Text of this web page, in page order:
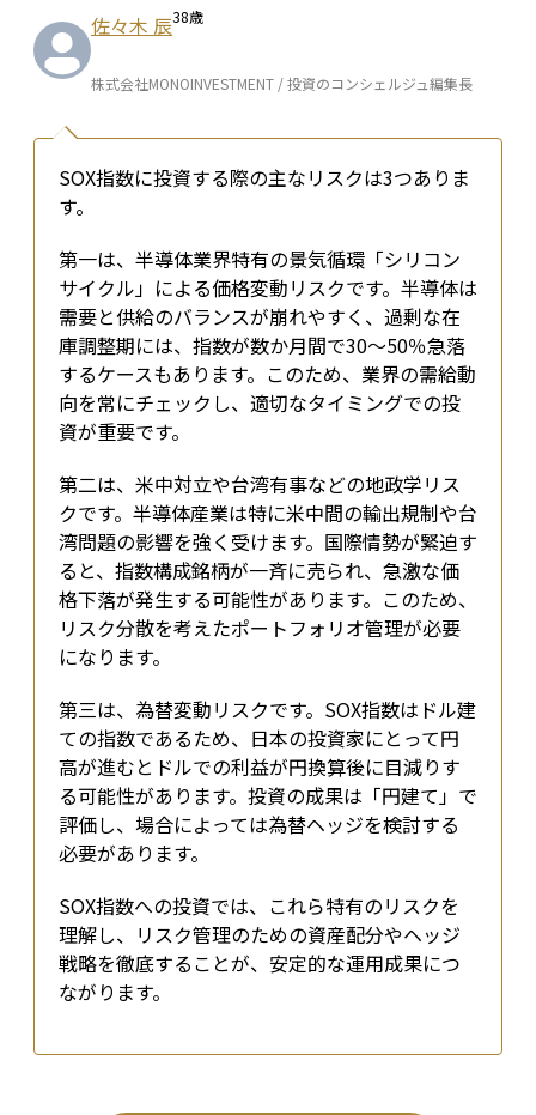
佐々木 辰38歳
株式会社MONOINVESTMENT / 投資のコンシェルジュ編集長
SOX指数に投資する際の主なリスクは3つありま
す。
第一は、半導体業界特有の景気循環「シリコン
サイクル」による価格変動リスクです。半導体は
需要と供給のバランスが崩れやすく、過剰な在
庫調整期には、指数が数か月間で30～50％急落
するケースもあります。このため、業界の需給動
向を常にチェックし、適切なタイミングでの投
資が重要です。
第二は、米中対立や台湾有事などの地政学リス
クです。半導体産業は特に米中間の輸出規制や台
湾問題の影響を強く受けます。国際情勢が緊迫す
ると、指数構成銘柄が一斉に売られ、急激な価
格下落が発生する可能性があります。このため、
リスク分散を考えたポートフォリオ管理が必要
になります。
第三は、為替変動リスクです。SOX指数はドル建
ての指数であるため、日本の投資家にとって円
高が進むとドルでの利益が円換算後に目減りす
る可能性があります。投資の成果は「円建て」で
評価し、場合によっては為替ヘッジを検討する
必要があります。
SOX指数への投資では、これら特有のリスクを
理解し、リスク管理のための資産配分やヘッジ
戦略を徹底することが、安定的な運用成果につ
ながります。